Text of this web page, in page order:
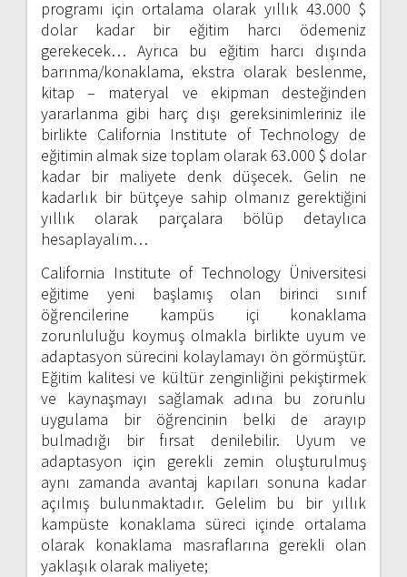
programı için ortalama olarak yıllık 43.000 $
dolar kadar bir eğitim harcı ödemeniz
gerekecek… Ayrıca bu eğitim harcı dışında
barınma/konaklama, ekstra olarak beslenme,
kitap – materyal ve ekipman desteğinden
yararlanma gibi harç dışı gereksinimleriniz ile
birlikte California Institute of Technology de
eğitimin almak size toplam olarak 63.000 $ dolar
kadar bir maliyete denk düşecek. Gelin ne
kadarlık bir bütçeye sahip olmanız gerektiğini
yıllık olarak parçalara bölüp detaylıca
hesaplayalım…
California Institute of Technology Üniversitesi
eğitime yeni başlamış olan birinci sınıf
öğrencilerine kampüs içi konaklama
zorunluluğu koymuş olmakla birlikte uyum ve
adaptasyon sürecini kolaylamayı ön görmüştür.
Eğitim kalitesi ve kültür zenginliğini pekiştirmek
ve kaynaşmayı sağlamak adına bu zorunlu
uygulama bir öğrencinin belki de arayıp
bulmadığı bir fırsat denilebilir. Uyum ve
adaptasyon için gerekli zemin oluşturulmuş
aynı zamanda avantaj kapıları sonuna kadar
açılmış bulunmaktadır. Gelelim bu bir yıllık
kampüste konaklama süreci içinde ortalama
olarak konaklama masraflarına gerekli olan
yaklaşık olarak maliyete;